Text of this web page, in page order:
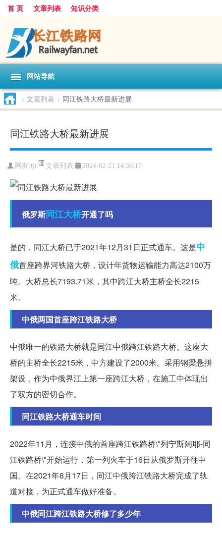
首 页 文章列表 知识分类
网站导航
> 文章列表 > 同江铁路大桥最新进展
同江铁路大桥最新进展
网友:tjt 文章列表 2024-02-21 14:56:17
俄罗斯同江大桥开通了吗
是的，同江大桥已于2021年12月31日正式通车。这是中
俄首座跨界河铁路大桥，设计年货物运输能力高达2100万
吨。大桥总长7193.71米，其中跨江大桥主桥全长2215
米。
中俄两国首座跨江铁路大桥
中俄唯一的铁路大桥就是同江中俄跨江铁路大桥。这座大
桥的主桥全长2215米，中方建设了2000米。采用钢梁悬拼
架设，作为中俄界江上第一座跨江大桥，在施工中体现出
了双方的密切合作。
同江铁路大桥通车时间
2022年11月，连接中俄的首座跨江铁路桥\"列宁斯阔耶-同
江铁路桥\"开始运行，第一列火车于16日从俄罗斯开往中
国。在2021年8月17日，同江中俄跨江铁路大桥完成了轨
道对接，为正式通车做好准备。
中俄同江跨江铁路大桥修了多少年